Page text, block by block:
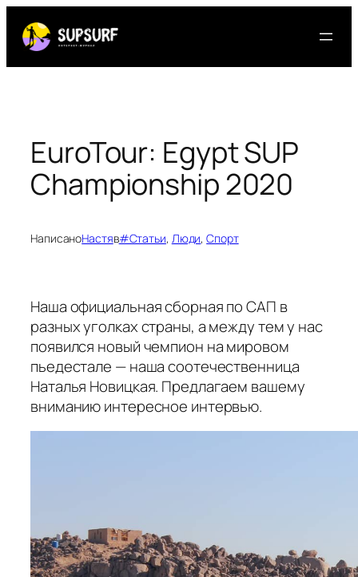
содержимому
EuroTour: Egypt SUP
Championship 2020
НаписаноНастяв#Статьи, Люди, Спорт
Наша официальная сборная по САП в
разных уголках страны, а между тем у нас
появился новый чемпион на мировом
пьедестале — наша соотечественница
Наталья Новицкая. Предлагаем вашему
вниманию интересное интервью.